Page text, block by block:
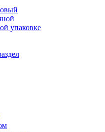
упаковке